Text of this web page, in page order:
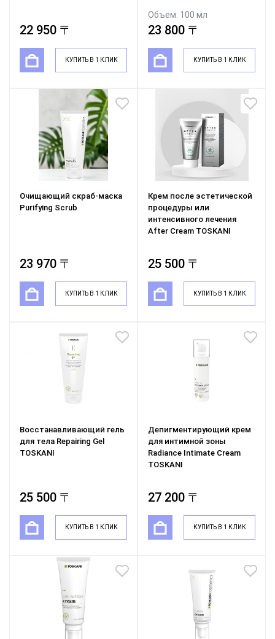
22 950 〒
КУПИТЬ В 1 КЛИК
Объем: 100 мл
23 800 〒
КУПИТЬ В 1 КЛИК
Очищающий скраб-маска
Purifying Scrub
23 970 〒
КУПИТЬ В 1 КЛИК
Крем после эстетической
процедуры или
интенсивного лечения
After Cream TOSKANI
25 500 〒
КУПИТЬ В 1 КЛИК
Восстанавливающий гель
для тела Repairing Gel
TOSKANI
25 500 〒
КУПИТЬ В 1 КЛИК
Депигментирующий крем
для интимной зоны
Radiance Intimate Cream
TOSKANI
27 200 〒
КУПИТЬ В 1 КЛИК